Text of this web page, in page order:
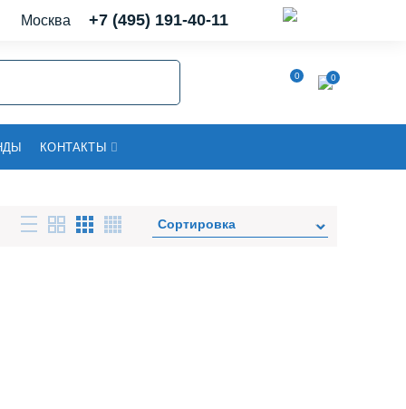
Москва +7 (495) 191-40-11
0 0
КОНТАКТЫ